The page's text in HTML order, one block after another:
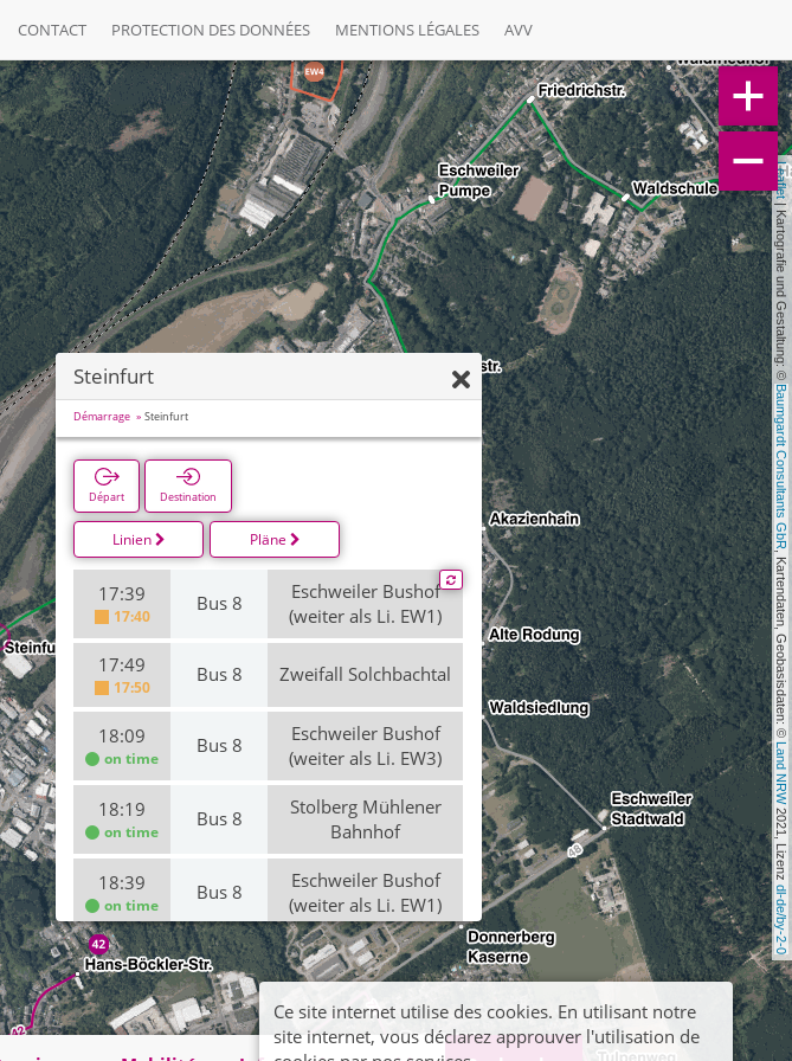
CONTACT PROTECTION DES DONNÉES MENTIONS LÉGALES AVV
Leaflet
| Kartografie und Gestaltung: ©
Baumgardt Consultants GbR
, Kartendaten, Geobasisdaten: ©
Land NRW
2021, Lizenz
dl-de/by-2-0
Steinfurt
Démarrage Steinfurt
Départ Destination
Linien Pläne
17:39
17:40
Bus 8
Eschweiler Bushof
(weiter als Li. EW1)
17:49
17:50
Bus 8 Zweifall Solchbachtal
18:09
on time
Bus 8
Eschweiler Bushof
(weiter als Li. EW3)
18:19
on time
Bus 8
Stolberg Mühlener
Bahnhof
18:39
on time
Bus 8
Eschweiler Bushof
(weiter als Li. EW1)
18:49
on time
Bus 8 Zweifall Solchbachtal
19:09 Bus 8
Eschweiler Bushof
(weiter als Li. EW1)
Ce site internet utilise des cookies. En utilisant notre
site internet, vous déclarez approuver l'utilisation de